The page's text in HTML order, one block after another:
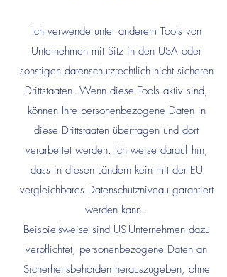
Ich verwende unter anderem Tools von
Unternehmen mit Sitz in den USA oder
sonstigen datenschutzrechtlich nicht sicheren
Drittstaaten. Wenn diese Tools aktiv sind,
können Ihre personenbezogene Daten in
diese Drittstaaten übertragen und dort
verarbeitet werden. Ich weise darauf hin,
dass in diesen Ländern kein mit der EU
vergleichbares Datenschutzniveau garantiert
werden kann.
Beispielsweise sind US-Unternehmen dazu
verpflichtet, personenbezogene Daten an
Sicherheitsbehörden herauszugeben, ohne